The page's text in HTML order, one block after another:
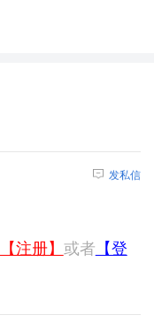
发私信
【注册】 或者 【登